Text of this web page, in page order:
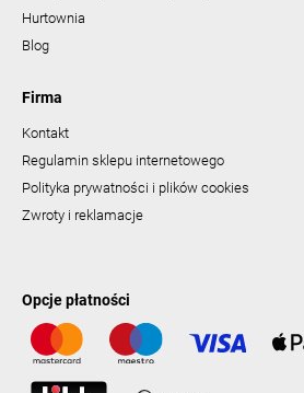
Hurtownia
Blog
Firma
Kontakt
Regulamin sklepu internetowego
Polityka prywatności i plików cookies
Zwroty i reklamacje
Opcje płatności